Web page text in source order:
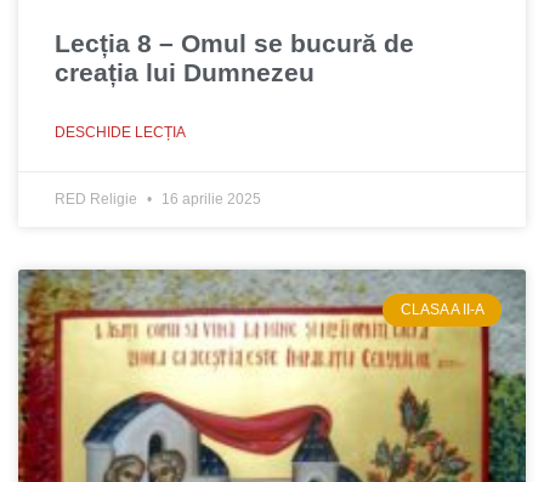
Lecția 8 – Omul se bucură de
creația lui Dumnezeu
DESCHIDE LECȚIA
RED Religie 16 aprilie 2025
CLASA A II-A